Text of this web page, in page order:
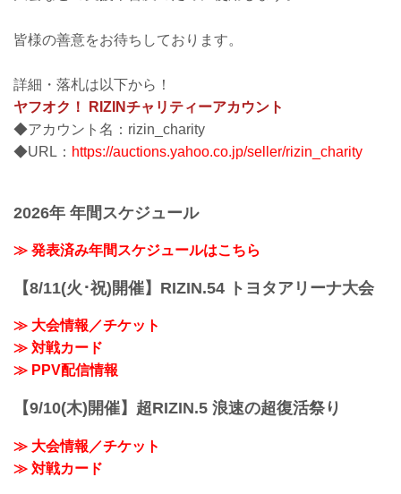
皆様の善意をお待ちしております。
詳細・落札は以下から！
ヤフオク！ RIZINチャリティーアカウント
◆アカウント名：rizin_charity
◆URL： https://auctions.yahoo.co.jp/seller/rizin_charity
2026年 年間スケジュール
≫ 発表済み年間スケジュールはこちら
【8/11(火･祝)開催】RIZIN.54 トヨタアリーナ大会
≫ 大会情報／チケット
≫ 対戦カード
≫ PPV配信情報
【9/10(木)開催】超RIZIN.5 浪速の超復活祭り
≫ 大会情報／チケット
≫ 対戦カード